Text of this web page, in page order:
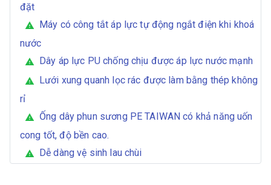
đặt
warning
Máy có công tắt áp lực tự động ngắt điện khi khoá
nước
warning Dây áp lực PU chống chịu được áp lực nước mạnh
warning
Lưới xung quanh lọc rác được làm bằng thép không
rỉ
warning
Ống dây phun sương PE TAIWAN có khả năng uốn
cong tốt, độ bền cao.
warning Dễ dàng vệ sinh lau chùi